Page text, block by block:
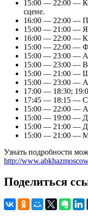
15:00 — 22:00 —
сцене.
16:00 — 22:00 —
15:00 — 21:00 —
16:00 — 22:00 —
15:00 — 22:00 —
15:00 — 23:00 —
15:00 — 23:00 —
15:00 — 21:00 —
15:00 — 23:00 —
17:00 — 18:30;
17:45 — 18:15 —
15:00 — 22:00 —
15:00 — 19:00 —
15:00 — 21:00 —
15:00 — 21:00 —
Узнать подробности
http://
Поделиться